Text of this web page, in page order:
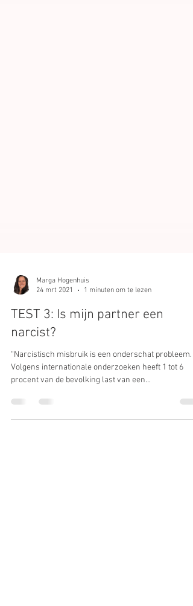
Marga Hogenhuis
1 minuten om te lezen
TEST 3: Is mijn partner een
narcist?
“Narcistisch misbruik is een onderschat probleem.
Volgens internationale onderzoeken heeft 1 tot 6